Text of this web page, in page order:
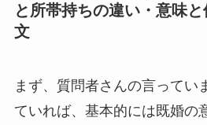
と所帯持ちの違い・意味
文
まず、質問者さんの言ってい
ていれば、基本的には既婚の